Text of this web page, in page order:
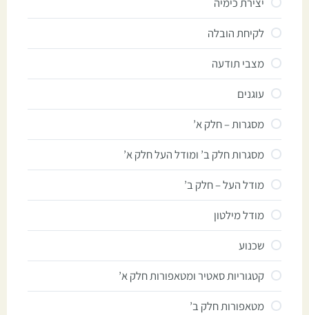
לקיחת הובלה
מצבי תודעה
עוגנים
מסגרות – חלק א’
מסגרות חלק ב’ ומודל העל חלק א’
מודל העל – חלק ב’
מודל מילטון
שכנוע
קטגוריות סאטיר ומטאפורות חלק א’
מטאפורות חלק ב’